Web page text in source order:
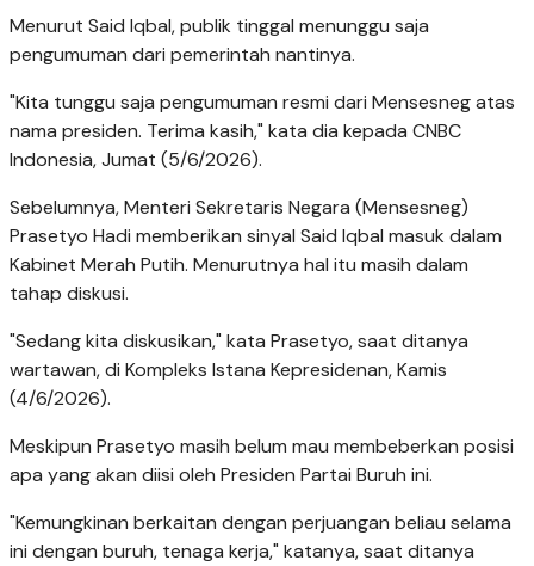
Menurut Said Iqbal, publik tinggal menunggu saja
pengumuman dari pemerintah nantinya.
"Kita tunggu saja pengumuman resmi dari Mensesneg atas
nama presiden. Terima kasih," kata dia kepada CNBC
Indonesia, Jumat (5/6/2026).
Sebelumnya, Menteri Sekretaris Negara (Mensesneg)
Prasetyo Hadi memberikan sinyal Said Iqbal masuk dalam
Kabinet Merah Putih. Menurutnya hal itu masih dalam
tahap diskusi.
"Sedang kita diskusikan," kata Prasetyo, saat ditanya
wartawan, di Kompleks Istana Kepresidenan, Kamis
(4/6/2026).
Meskipun Prasetyo masih belum mau membeberkan posisi
apa yang akan diisi oleh Presiden Partai Buruh ini.
"Kemungkinan berkaitan dengan perjuangan beliau selama
ini dengan buruh, tenaga kerja," katanya, saat ditanya